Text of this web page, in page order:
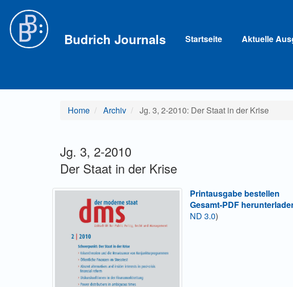
Hauptinhalt
Sidebar
Budrich Journals Startseite Aktuelle
Home Archiv Jg. 3, 2-2010: Der Staat in der Krise
Jg. 3, 2-2010
Der Staat in der Krise
Printausgabe bestellen
Gesamt-PDF
ND 3.0)